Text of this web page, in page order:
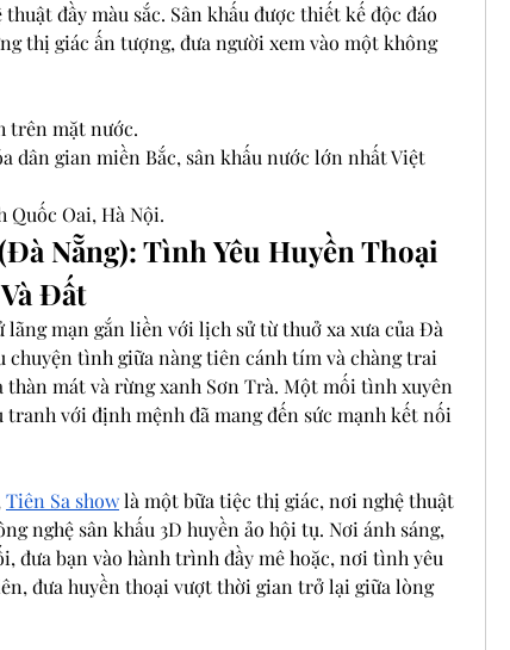
đầy màu sắc. Sân khấu được thiết kế độc đáo
thị giác ấn tượng, đưa người xem vào một không
trên mặt nước.
dân gian miền Bắc, sân khấu nước lớn nhất Việt
Quốc Oai, Hà Nội.
Nẵng): Tình Yêu Huyền Thoại
Đất
lãng mạn gắn liền với lịch sử từ thuở xa xưa của Đà
chuyện tình giữa nàng tiên cánh tím và chàng trai
thàn mát và rừng xanh Sơn Trà. Một mối tình xuyên
tranh với định mệnh đã mang đến sức mạnh kết nối
Tiên Sa show là một bữa tiệc thị giác, nơi nghệ thuật
nghệ sân khấu 3D huyền ảo hội tụ. Nơi ánh sáng,
đưa bạn vào hành trình đầy mê hoặc, nơi tình yêu
đưa huyền thoại vượt thời gian trở lại giữa lòng